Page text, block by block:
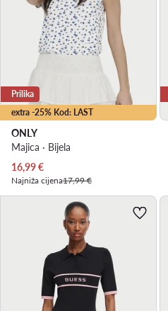
extra -25% Kod: LAST
Prilika
ONLY
Majica · Bijela
Trenutna cijena
16,99€
Najniža cijena17,99 €